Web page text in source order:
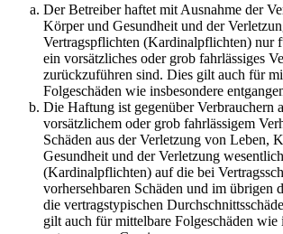
Der Betreiber haftet mit Ausnahme der
Körper und Gesundheit und der
Vertragspflichten (Kardinalpflichten) nur
ein vorsätzliches oder grob fahrlässiges
zurückzuführen sind. Dies gilt auch für
Folgeschäden wie insbesondere
Die Haftung ist gegenüber Verbrauchern
vorsätzlichem oder grob fahrlässigem
Schäden aus der Verletzung von Leben,
Gesundheit und der Verletzung
(Kardinalpflichten) auf die bei
vorhersehbaren Schäden und im übrigen
die vertragstypischen
gilt auch für mittelbare Folgeschäden wie